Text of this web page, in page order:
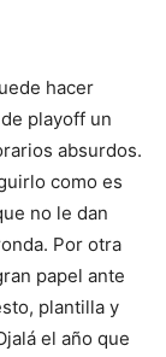
hacer
playoff un
absurdos.
como es
no le dan
Por otra
papel ante
plantilla y
el año que